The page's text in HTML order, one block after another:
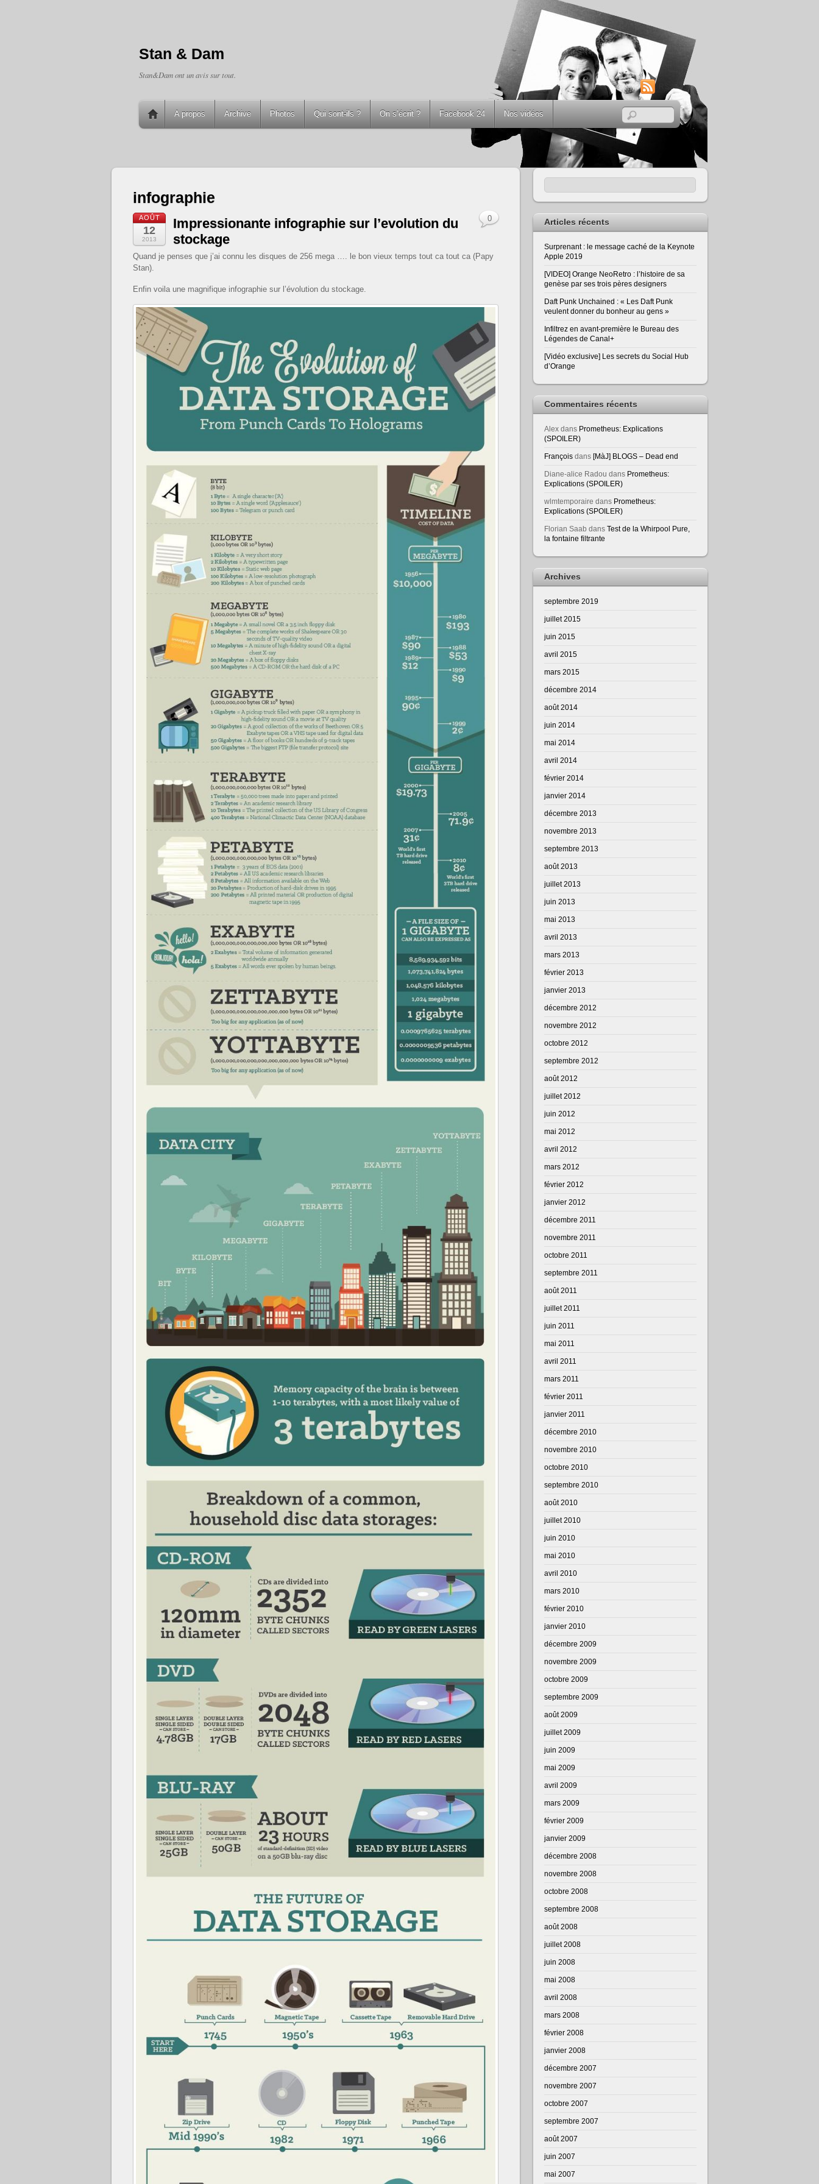
Stan & Dam
Stan&Dam ont un avis sur tout.
RSS
A propos Archive Photos Qui sont-ils ? On s’écrit ? Facebook 24 Nos vidéos
infographie
AOÛT
12
2013
Impressionante infographie sur l’evolution du
stockage
Quand je penses que j’ai connu les disques de 256 mega …. le bon vieux temps tout ca tout ca (Papy
Stan).
Enfin voila une magnifique infographie sur l’évolution du stockage.
0 Articles récents
Surprenant : le message caché de la Keynote
Apple 2019
[VIDEO] Orange NeoRetro : l’histoire de sa
genèse par ses trois pères designers
Daft Punk Unchained : « Les Daft Punk
veulent donner du bonheur au gens »
Infiltrez en avant-première le Bureau des
Légendes de Canal+
[Vidéo exclusive] Les secrets du Social Hub
d’Orange
Commentaires récents
Alex dans Prometheus: Explications
(SPOILER)
François dans [MàJ] BLOGS – Dead end
Diane-alice Radou dans Prometheus:
Explications (SPOILER)
wlmtemporaire dans Prometheus:
Explications (SPOILER)
Florian Saab dans Test de la Whirpool Pure,
la fontaine filtrante
Archives
septembre 2019
juillet 2015
juin 2015
avril 2015
mars 2015
décembre 2014
août 2014
juin 2014
mai 2014
avril 2014
février 2014
janvier 2014
décembre 2013
novembre 2013
septembre 2013
août 2013
juillet 2013
juin 2013
mai 2013
avril 2013
mars 2013
février 2013
janvier 2013
décembre 2012
novembre 2012
octobre 2012
septembre 2012
août 2012
juillet 2012
juin 2012
mai 2012
avril 2012
mars 2012
février 2012
janvier 2012
décembre 2011
novembre 2011
octobre 2011
septembre 2011
août 2011
juillet 2011
juin 2011
mai 2011
avril 2011
mars 2011
février 2011
janvier 2011
décembre 2010
novembre 2010
octobre 2010
septembre 2010
août 2010
juillet 2010
juin 2010
mai 2010
avril 2010
mars 2010
février 2010
janvier 2010
décembre 2009
novembre 2009
octobre 2009
septembre 2009
août 2009
juillet 2009
juin 2009
mai 2009
avril 2009
mars 2009
février 2009
janvier 2009
décembre 2008
novembre 2008
octobre 2008
septembre 2008
août 2008
juillet 2008
juin 2008
mai 2008
avril 2008
mars 2008
février 2008
janvier 2008
décembre 2007
novembre 2007
octobre 2007
septembre 2007
août 2007
juin 2007
mai 2007